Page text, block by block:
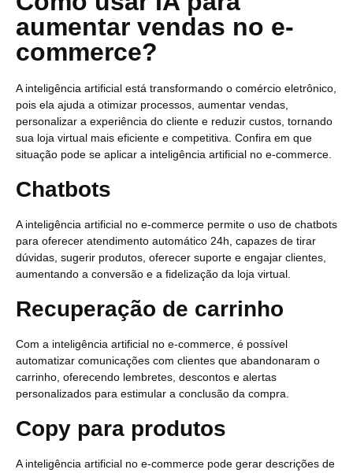
aumentar vendas no e-
commerce?
A inteligência artificial está transformando o comércio eletrônico,
pois ela ajuda a otimizar processos, aumentar vendas,
personalizar a experiência do cliente e reduzir custos, tornando
sua loja virtual mais eficiente e competitiva. Confira em que
situação pode se aplicar a inteligência artificial no e-commerce.
Chatbots
A inteligência artificial no e-commerce permite o uso de chatbots
para oferecer atendimento automático 24h, capazes de tirar
dúvidas, sugerir produtos, oferecer suporte e engajar clientes,
aumentando a conversão e a fidelização da loja virtual.
Recuperação de carrinho
Com a inteligência artificial no e-commerce, é possível
automatizar comunicações com clientes que abandonaram o
carrinho, oferecendo lembretes, descontos e alertas
personalizados para estimular a conclusão da compra.
Copy para produtos
A inteligência artificial no e-commerce pode gerar descrições de